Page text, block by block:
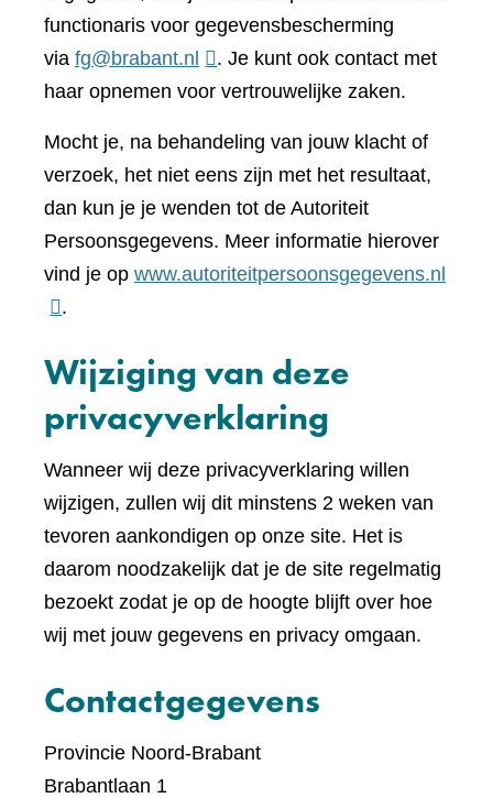
functionaris voor gegevensbescherming
via fg@brabant.nl
. Je kunt ook contact met
haar opnemen voor vertrouwelijke zaken.
Mocht je, na behandeling van jouw klacht of
verzoek, het niet eens zijn met het resultaat,
dan kun je je wenden tot de Autoriteit
Persoonsgegevens. Meer informatie hierover
vind je op www.autoriteitpersoonsgegevens.nl
.
Wijziging van deze
privacyverklaring
Wanneer wij deze privacyverklaring willen
wijzigen, zullen wij dit minstens 2 weken van
tevoren aankondigen op onze site. Het is
daarom noodzakelijk dat je de site regelmatig
bezoekt zodat je op de hoogte blijft over hoe
wij met jouw gegevens en privacy omgaan.
Contactgegevens
Provincie Noord-Brabant
Brabantlaan 1